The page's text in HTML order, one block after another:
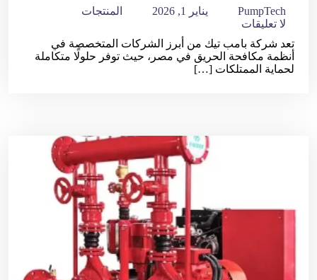
PumpTech يناير 1, 2026
المنتجات
لا تعليقات
تعد شركة بامب تيك من أبرز الشركات المتخصصة في
أنظمة مكافحة الحريق في مصر، حيث توفر حلولًا متكاملة
لحماية الممتلكات […]